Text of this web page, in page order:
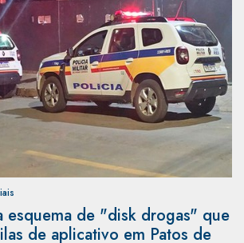
esquema de "disk drogas" que
de aplicativo em Patos de